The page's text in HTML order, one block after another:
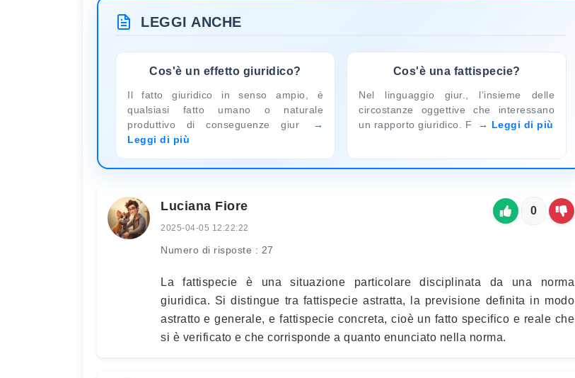
LEGGI ANCHE
Cos'è un effetto giuridico?
Il fatto giuridico in senso ampio, è
qualsiasi fatto umano o naturale
produttivo di conseguenze giur
Leggi di più
Cos'è una fattispecie?
Nel linguaggio giur., l’insieme delle
circostanze oggettive che interessano
un rapporto giuridico. F
Leggi di più
Luciana Fiore
2025-04-05 12:22:22
Numero di risposte : 27
0
La fattispecie è una situazione particolare disciplinata da una norma
giuridica. Si distingue tra fattispecie astratta, la previsione definita in modo
astratto e generale, e fattispecie concreta, cioè un fatto specifico e reale che
si è verificato e che corrisponde a quanto enunciato nella norma.